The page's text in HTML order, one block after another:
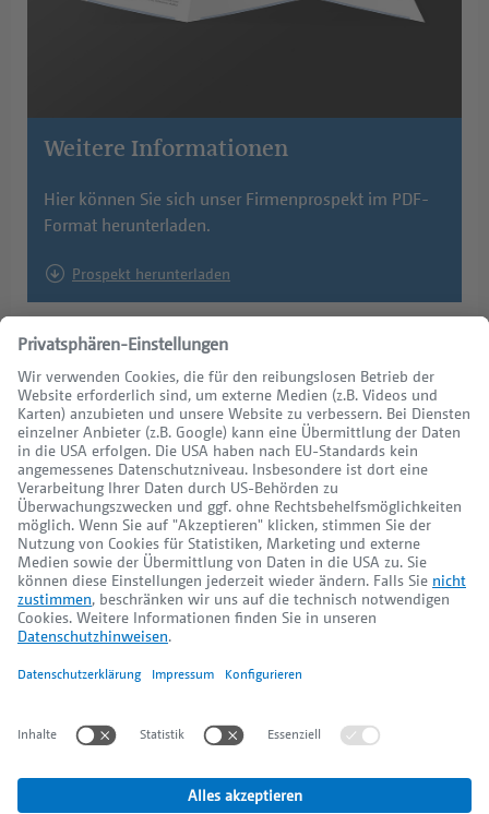
Weitere Informationen
Hier können Sie sich unser Firmenprospekt im PDF-
Format herunterladen.
Prospekt herunterladen
Kontakt
+49 (0) 30 / 84 38 95 - 0
Mo - Fr:
10:00 Uhr bis 18:00 Uhr
Impressum Datenschutz Cookieeinstellungen